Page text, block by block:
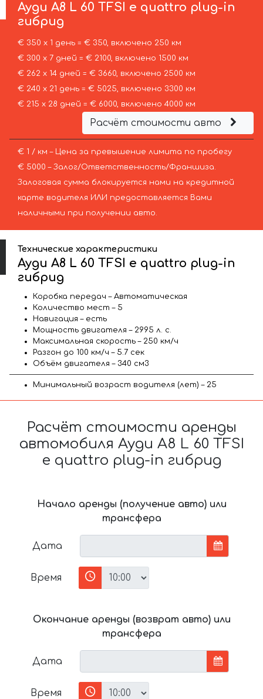
АудиA8 L 60 TFSI e quattro plug-in
гибрид
€ 350 х 1 день = € 350, включено 250 км
€ 300 х 7 дней = € 2100, включено 1500 км
€ 262 х 14 дней = € 3660, включено 2500 км
€ 240 х 21 день = € 5025, включено 3300 км
€ 215 х 28 дней = € 6000, включено 4000 км
Расчёт стоимости авто
€ 1 / км – Цена за превышение лимита по пробегу
€ 5000 – Залог/Ответственность/Франшиза.
Залоговая сумма блокируется нами на кредитной
карте водителя ИЛИ предоставляется Вами
наличными при получении авто.
Технические характеристики
Ауди A8 L 60 TFSI e quattro plug-in
гибрид
Коробка передач – Автоматическая
Количество мест – 5
Навигация – есть
Мощность двигателя – 2995 л. с.
Максимальная скорость – 250 км/ч
Разгон до 100 км/ч – 5.7 сек
Объём двигателя – 340 см3
Минимальный возраст водителя (лет) – 25
Расчёт стоимости аренды
автомобиля Ауди A8 L 60 TFSI
e quattro plug-in гибрид
Начало аренды (получение авто) или
трансфера
Дата
Время
Окончание аренды (возврат авто) или
трансфера
Дата
Время